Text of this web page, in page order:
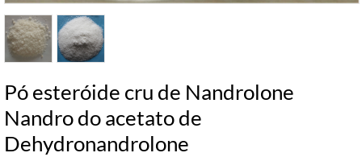
Pó esteróide cru de Nandrolone
Nandro do acetato de
Dehydronandrolone